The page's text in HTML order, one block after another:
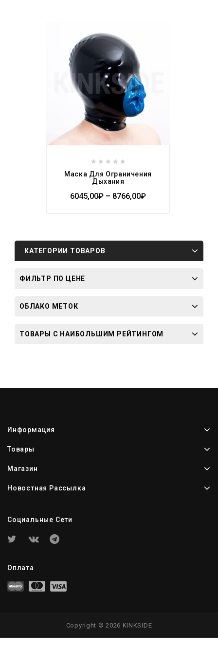
out
of
5
Маска Для Ограничения
Дыхания
6045,00₽ – 8766,00₽
КАТЕГОРИИ ТОВАРОВ
ФИЛЬТР ПО ЦЕНЕ
ОБЛАКО МЕТОК
ТОВАРЫ С НАИБОЛЬШИМ РЕЙТИНГОМ
Информация
Товары
Магазин
Новостная Рассылка
Социальные Сети
Оплата
Copyright © 2026 KINKSIDE